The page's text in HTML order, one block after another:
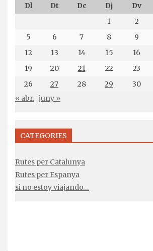
Dl Dt Dc Dj Dv
1
2
5
6 7 8 9
12
13 14 15 16
19
20 21 22 23
26
27 28 29 30
« abr. juny »
CATEGORIES
Rutes per Catalunya
Rutes per Espanya
si no estoy viajando…